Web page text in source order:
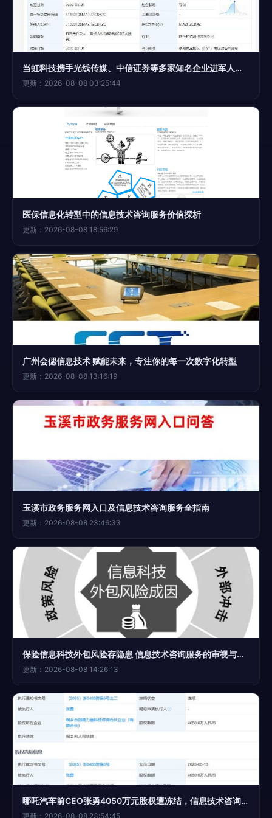
当虹科技携手光线传媒、中信证券等多家知名企业进军人工智能领域，斥资成立信息技术咨询新公司
更新：2026-08-08 03:25:44
医保信息化转型中的信息技术咨询服务价值探析
更新：2026-08-08 18:56:29
广州会偲信息技术 赋能未来，专注你的每一次数字化转型
更新：2026-08-08 13:16:19
玉溪市政务服务网入口及信息技术咨询服务全指南
更新：2026-08-08 23:46:33
保险信息科技外包风险存隐患 信息技术咨询服务的审视与应对
更新：2026-08-08 14:26:13
哪吒汽车前CEO张勇4050万元股权遭冻结，信息技术咨询服务引关注
更新：2026-08-08 23:54:45